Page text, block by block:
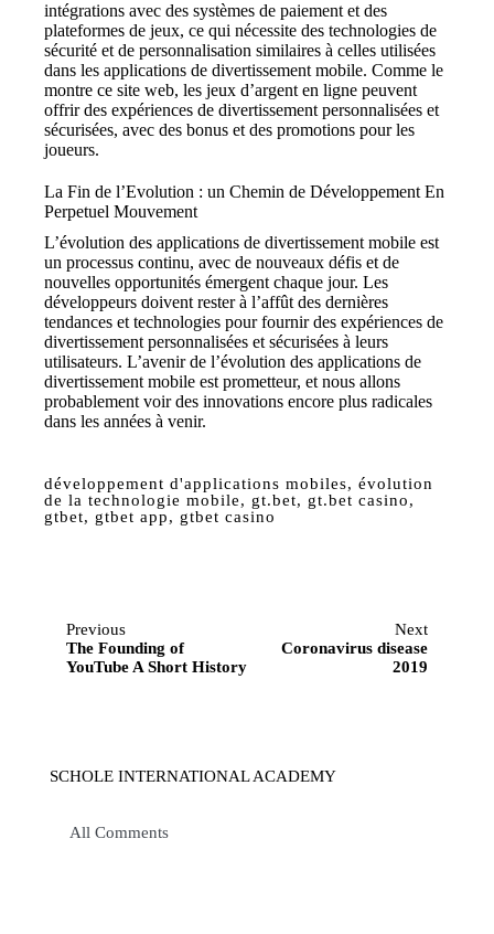
intégrations avec des systèmes de paiement et des
plateformes de jeux, ce qui nécessite des technologies de
sécurité et de personnalisation similaires à celles utilisées
dans les applications de divertissement mobile. Comme le
montre ce site web, les jeux d’argent en ligne peuvent
offrir des expériences de divertissement personnalisées et
sécurisées, avec des bonus et des promotions pour les
joueurs.
La Fin de l’Evolution : un Chemin de Développement En
Perpetuel Mouvement
L’évolution des applications de divertissement mobile est
un processus continu, avec de nouveaux défis et de
nouvelles opportunités émergent chaque jour. Les
développeurs doivent rester à l’affût des dernières
tendances et technologies pour fournir des expériences de
divertissement personnalisées et sécurisées à leurs
utilisateurs. L’avenir de l’évolution des applications de
divertissement mobile est prometteur, et nous allons
probablement voir des innovations encore plus radicales
dans les années à venir.
développement d'applications mobiles, évolution
de la technologie mobile, gt.bet, gt.bet casino,
gtbet, gtbet app, gtbet casino
Previous
The Founding of
YouTube A Short History
Next
Coronavirus disease
2019
SCHOLE INTERNATIONAL ACADEMY
All Comments